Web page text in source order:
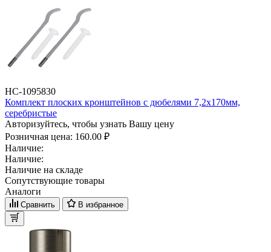
НС-1095830
Комплект плоских кронштейнов с дюбелями 7,2х170мм,
серебристые
Авторизуйтесь, чтобы узнать Вашу цену
Розничная цена: 160.00 ₽
Наличие:
Наличие:
Наличие на складе
Сопутствующие товары
Аналоги
Сравнить В избранное